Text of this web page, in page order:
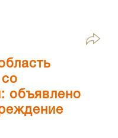
объявлено